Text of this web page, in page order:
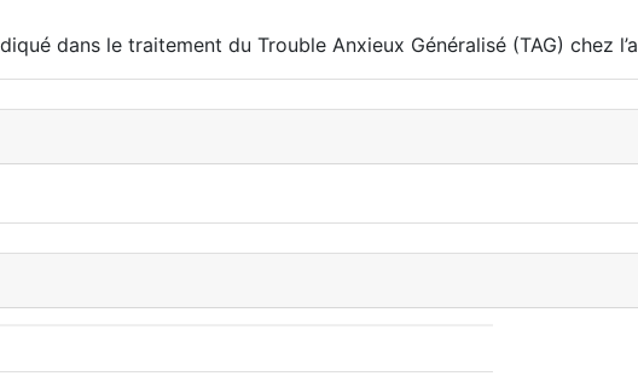
dans le traitement du Trouble Anxieux Généralisé (TAG) chez